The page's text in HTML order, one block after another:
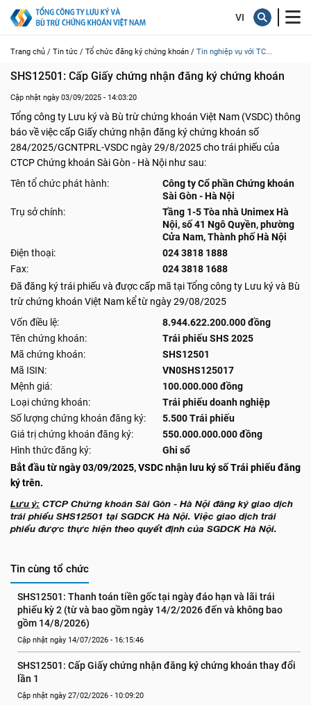
Trang chủ / Tin tức / Tổ chức đăng ký chứng khoán / Tin nghiệp vụ với TC...
SHS12501: Cấp Giấy chứng nhận đăng ký chứng khoán
Cập nhật ngày 03/09/2025 - 14:03:20
Tổng công ty Lưu ký và Bù trừ chứng khoán Việt Nam (VSDC) thông
báo về việc cấp Giấy chứng nhận đăng ký chứng khoán số
284/2025/GCNTPRL-VSDC ngày 29/8/2025 cho trái phiếu của
CTCP Chứng khoán Sài Gòn - Hà Nội như sau:
Tên tổ chức phát hành:
Công ty Cổ phần Chứng khoán
Sài Gòn - Hà Nội
Trụ sở chính:
Tầng 1-5 Tòa nhà Unimex Hà
Nội, số 41 Ngô Quyền, phường
Cửa Nam, Thành phố Hà Nội
Điện thoại:
024 3818 1888
Fax:
024 3818 1688
Đã đăng ký trái phiếu và được cấp mã tại Tổng công ty Lưu ký và Bù
trừ chứng khoán Việt Nam kể từ ngày 29/08/2025
Vốn điều lệ:
8.944.622.200.000 đồng
Tên chứng khoán:
Trái phiếu SHS 2025
Mã chứng khoán:
SHS12501
Mã ISIN:
VN0SHS125017
Mệnh giá:
100.000.000 đồng
Loại chứng khoán:
Trái phiếu doanh nghiệp
Số lượng chứng khoán đăng ký:
5.500 Trái phiếu
Giá trị chứng khoán đăng ký:
550.000.000.000 đồng
Hình thức đăng ký:
Ghi sổ
Bắt đầu từ ngày 03/09/2025, VSDC nhận lưu ký số Trái phiếu đăng
ký trên.
Lưu ý: CTCP Chứng khoán Sài Gòn - Hà Nội đăng ký giao dịch
trái phiếu SHS12501 tại SGDCK Hà Nội. Việc giao dịch trái
phiếu được thực hiện theo quyết định của SGDCK Hà Nội.
Tin cùng tổ chức
SHS12501: Thanh toán tiền gốc tại ngày đáo hạn và lãi trái
phiếu kỳ 2 (từ và bao gồm ngày 14/2/2026 đến và không bao
gồm 14/8/2026)
Cập nhật ngày 14/07/2026 - 16:15:46
SHS12501: Cấp Giấy chứng nhận đăng ký chứng khoán thay đổi
lần 1
Cập nhật ngày 27/02/2026 - 10:09:20